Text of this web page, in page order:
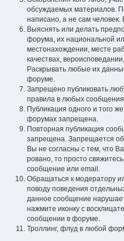
обсуждаемых материалов.
написано, а не сам
Выяснять или делать
форума, их национальной
местонахождении, месте
качествах,
Раскрывать любые их
форуме.
Запрещено публиковать
правила в любых
Публикация одного и того
форумах запрещена.
Повторная публикация
запрещена. Запрещается
Вы не согласны с тем, что
ровано, то просто
сообщение или email.
Обращаться к модератору
поводу поведения
данное сообщение
нажмите иконку с
сообщении в форуме.
Троллинг, флуд в любой